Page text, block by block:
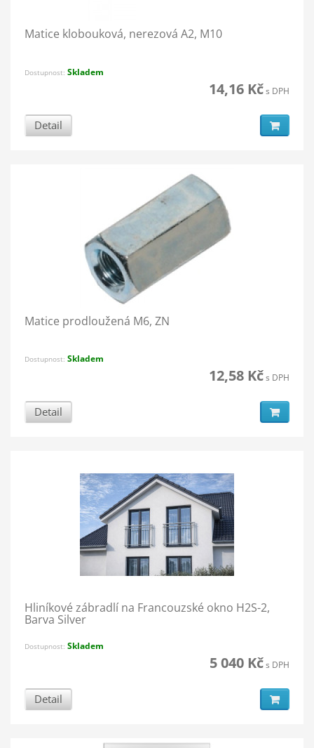
Matice klobouková, nerezová A2, M10
Dostupnost: Skladem
14,16 Kčs DPH
Detail
Matice prodloužená M6, ZN
Dostupnost: Skladem
12,58 Kčs DPH
Detail
Hliníkové zábradlí na Francouzské okno H2S-2,
Barva Silver
Dostupnost: Skladem
5 040 Kčs DPH
Detail